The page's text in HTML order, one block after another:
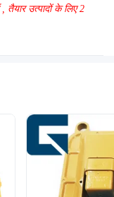
, तैयार उत्पादों के लिए 2